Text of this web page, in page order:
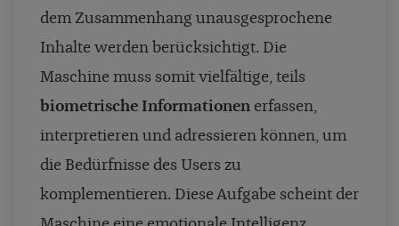
dem Zusammenhang unausgesprochene
Inhalte werden berücksichtigt. Die
Maschine muss somit vielfältige, teils
biometrische Informationen erfassen,
interpretieren und adressieren können, um
die Bedürfnisse des Users zu
komplementieren. Diese Aufgabe scheint der